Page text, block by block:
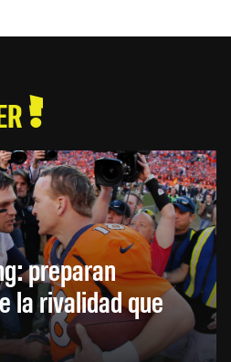
preparan
la rivalidad que